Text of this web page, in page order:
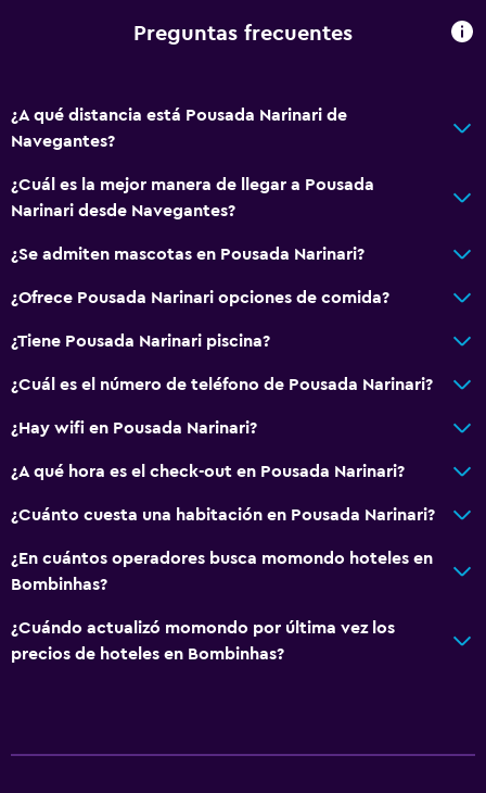
Preguntas frecuentes
¿A qué distancia está Pousada Narinari de
Navegantes?
¿Cuál es la mejor manera de llegar a Pousada
Narinari desde Navegantes?
¿Se admiten mascotas en Pousada Narinari?
¿Ofrece Pousada Narinari opciones de comida?
¿Tiene Pousada Narinari piscina?
¿Cuál es el número de teléfono de Pousada Narinari?
¿Hay wifi en Pousada Narinari?
¿A qué hora es el check-out en Pousada Narinari?
¿Cuánto cuesta una habitación en Pousada Narinari?
¿En cuántos operadores busca momondo hoteles en
Bombinhas?
¿Cuándo actualizó momondo por última vez los
precios de hoteles en Bombinhas?